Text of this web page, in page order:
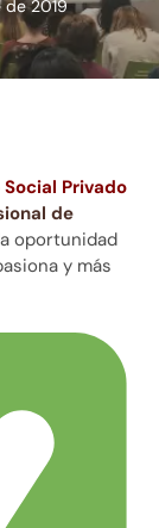
de 2019
Privado
de
oportunidad
y más